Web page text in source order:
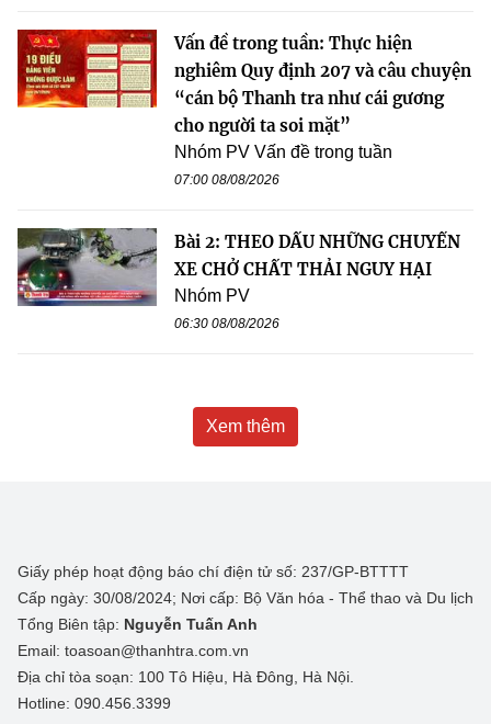
Vấn đề trong tuần: Thực hiện
nghiêm Quy định 207 và câu chuyện
“cán bộ Thanh tra như cái gương
cho người ta soi mặt”
Nhóm PV Vấn đề trong tuần
07:00 08/08/2026
Bài 2: THEO DẤU NHỮNG CHUYẾN
XE CHỞ CHẤT THẢI NGUY HẠI
Nhóm PV
06:30 08/08/2026
Xem thêm
Giấy phép hoạt động báo chí điện tử số: 237/GP-BTTTT
Cấp ngày: 30/08/2024; Nơi cấp: Bộ Văn hóa - Thể thao và Du lịch
Tổng Biên tập: Nguyễn Tuấn Anh
Email: toasoan@thanhtra.com.vn
Địa chỉ tòa soạn: 100 Tô Hiệu, Hà Đông, Hà Nội.
Hotline: 090.456.3399